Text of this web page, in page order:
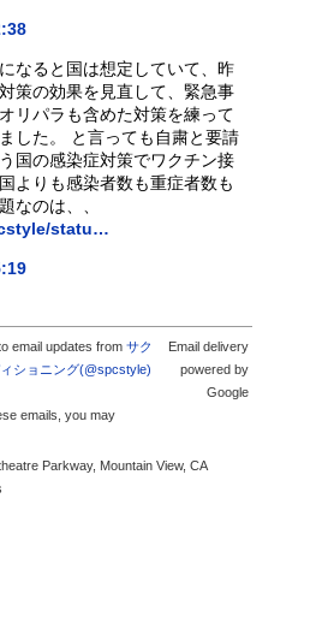
なると国は想定していて、昨
策の効果を見直して、緊急事
リパラも含めた対策を練って
した。 と言っても自粛と要請
国の感染症対策でワクチン接
よりも感染者数も重症者数も
なのは、、
statu…
email updates from サク
ショニング(@spcstyle)
emails, you may
Email delivery
powered by
Google
Parkway, Mountain View, CA